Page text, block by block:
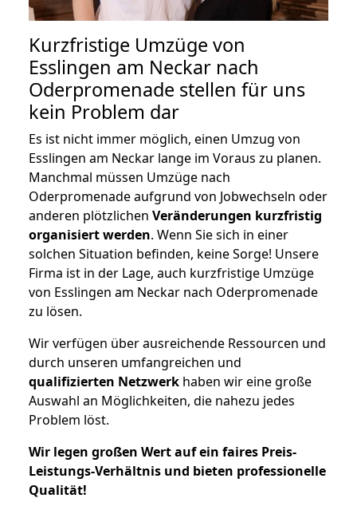
Kurzfristige Umzüge von
Esslingen am Neckar nach
Oderpromenade stellen für uns
kein Problem dar
Es ist nicht immer möglich, einen Umzug von
Esslingen am Neckar lange im Voraus zu planen.
Manchmal müssen Umzüge nach
Oderpromenade aufgrund von Jobwechseln oder
anderen plötzlichen Veränderungen kurzfristig
organisiert werden. Wenn Sie sich in einer
solchen Situation befinden, keine Sorge! Unsere
Firma ist in der Lage, auch kurzfristige Umzüge
von Esslingen am Neckar nach Oderpromenade
zu lösen.
Wir verfügen über ausreichende Ressourcen und
durch unseren umfangreichen und
qualifizierten Netzwerk haben wir eine große
Auswahl an Möglichkeiten, die nahezu jedes
Problem löst.
Wir legen großen Wert auf ein faires Preis-
Leistungs-Verhältnis und bieten professionelle
Qualität!